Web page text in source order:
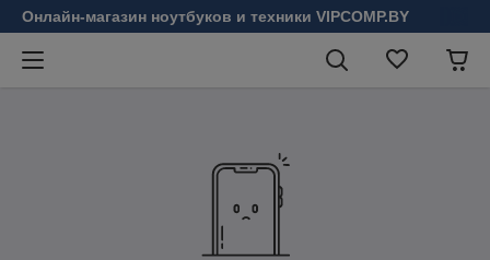
Онлайн-магазин ноутбуков и техники VIPCOMP.BY